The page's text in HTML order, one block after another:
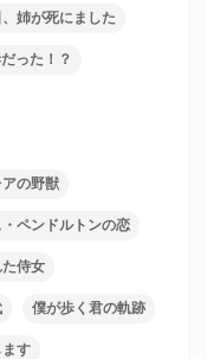
姉が死にました
った！？
の野獣
・ペンドルトンの恋
侍女
僕が歩く君の軌跡
す